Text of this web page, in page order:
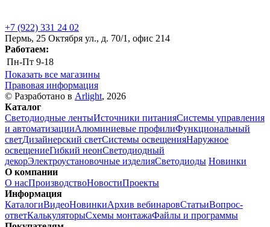
+7 (922) 331 24 02
Пермь, 25 Октября ул., д. 70/1, офис 214
Работаем:
Пн-Пт 9-18
Показать все магазины
Правовая информация
© Разработано в Arlight, 2026
Каталог
Светодиодные лентыИсточники питанияСистемы управления
и автоматизацииАлюминиевые профилиФункциональный
светДизайнерский светСистемы освещенияНаружное
освещениеГибкий неонСветодиодный
декорЭлектроустановочные изделияСветодиоды Новинки
О компании
О насПроизводствоНовостиПроекты
Информация
КаталогиВидеоНовинкиАрхив вебинаровСтатьиВопрос-
ответКалькуляторыСхемы монтажаФайлы и программы